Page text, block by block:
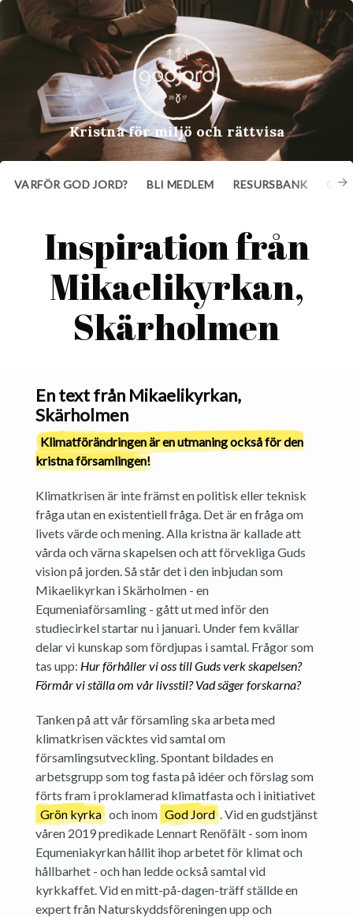
Kristna för miljö och rättvisa
VARFÖR GOD JORD? BLI MEDLEM RESURSBANK GE
Inspiration från
Mikaelikyrkan,
Skärholmen
En text från Mikaelikyrkan,
Skärholmen
Klimatförändringen är en utmaning också för den
kristna församlingen!
Klimatkrisen är inte främst en politisk eller teknisk
fråga utan en existentiell fråga. Det är en fråga om
livets värde och mening. Alla kristna är kallade att
vårda och värna skapelsen och att förvekliga Guds
vision på jorden. Så står det i den inbjudan som
Mikaelikyrkan i Skärholmen - en
Equmeniaförsamling - gått ut med inför den
studiecirkel startar nu i januari. Under fem kvällar
delar vi kunskap som fördjupas i samtal. Frågor som
tas upp: Hur förhåller vi oss till Guds verk skapelsen?
Förmår vi ställa om vår livsstil? Vad säger forskarna?
Tanken på att vår församling ska arbeta med
klimatkrisen väcktes vid samtal om
församlingsutveckling. Spontant bildades en
arbetsgrupp som tog fasta på idéer och förslag som
förts fram i proklamerad klimatfasta och i initiativet
Grön kyrka och inom God Jord . Vid en gudstjänst
våren 2019 predikade Lennart Renöfält - som inom
Equmeniakyrkan hållit ihop arbetet för klimat och
hållbarhet - och han ledde också samtal vid
kyrkkaffet. Vid en mitt-på-dagen-träff ställde en
expert från Naturskyddsföreningen upp och